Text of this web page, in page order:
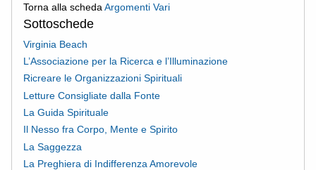
Torna alla scheda Argomenti Vari
Sottoschede
Virginia Beach
L’Associazione per la Ricerca e l’Illuminazione
Ricreare le Organizzazioni Spirituali
Letture Consigliate dalla Fonte
La Guida Spirituale
Il Nesso fra Corpo, Mente e Spirito
La Saggezza
La Preghiera di Indifferenza Amorevole